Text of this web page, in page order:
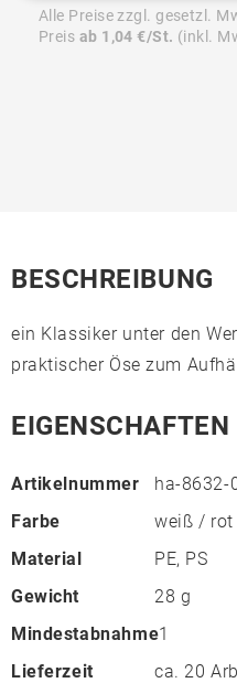
Alle Preise zzgl. gesetzl.
Preis ab 1,04 €/St. (inkl.
BESCHREIBUNG
ein Klassiker unter den
praktischer Öse zum
EIGENSCHAFTEN
Artikelnummer
ha-8632-
Farbe
weiß / rot
Material
PE, PS
Gewicht
28 g
Mindestabnahme1
Lieferzeit
ca. 20